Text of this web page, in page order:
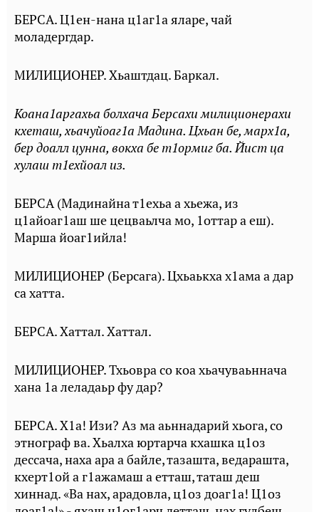
БЕРСА. Ц1ен-нана ц1аг1а яларе, чай
моладергдар.
МИЛИЦИОНЕР. Хьаштдац. Баркал.
Коана1аргахьа болхача Берсахи милиционерахи
кхеташ, хьачуйоаг1а Мадина. Цхьан бе, марх1а,
бер доалл цунна, вокха бе т1ормиг ба. Йист ца
хулаш т1ехйоал из.
БЕРСА (Мадинайна т1ехьа а хьежа, из
ц1айоаг1аш ше цецваьлча мо, 1оттар а еш).
Марша йоаг1ийла!
МИЛИЦИОНЕР (Берсага). Цхьаькха х1ама а дар
са хатта.
БЕРСА. Хаттал. Хаттал.
МИЛИЦИОНЕР. Тхьовра со коа хьачуваьннача
хана 1а леладаьр фу дар?
БЕРСА. X1а! Изи? Аз ма аьннадарий хьога, со
этнограф ва. Хьалха юртарча кхашка ц1оз
дессача, наха ара а байле, тазашта, ведарашта,
кхерт1ой а г1ажамаш а етташ, таташ деш
хиннад. «Ва нах, арадовла, ц1оз доаг1а! Ц1оз